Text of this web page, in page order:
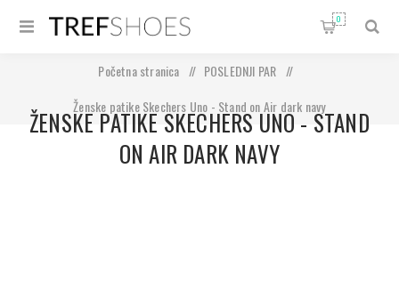
0
Početna stranica / POSLEDNJI PAR
/
Ženske patike Skechers Uno - Stand on Air dark navy
ŽENSKE PATIKE SKECHERS UNO - STAND
ON AIR DARK NAVY